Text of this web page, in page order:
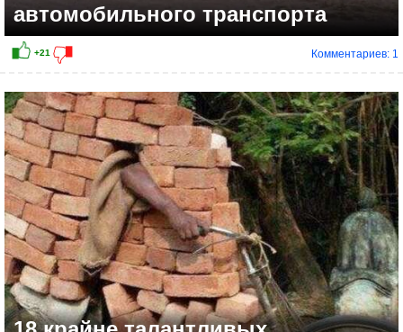
+19
автомобильного транспорта
Комментариев: 1